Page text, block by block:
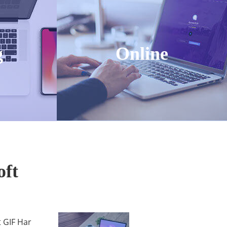
Gör Omedelbar Inspelning
på Skärmen
Skärmdump Pro
Skärmdumpa Allt Du Ser på
Skärmen
ApowerRecover
Online
Har